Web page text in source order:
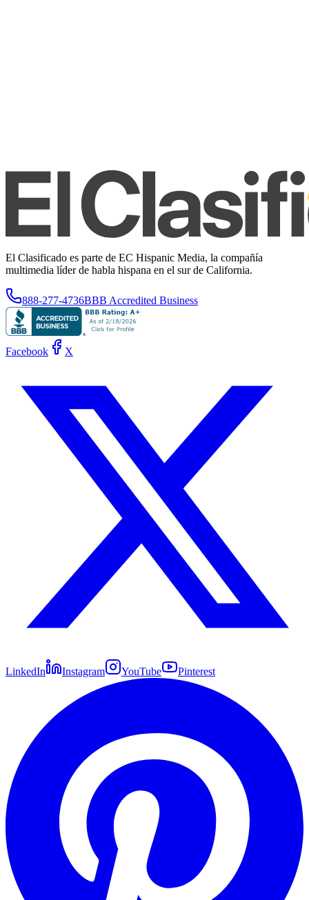
El Clasificado es parte de EC Hispanic Media, la compañía
multimedia líder de habla hispana en el sur de California.
888-277-4736BBB Accredited Business
Facebook X
LinkedIn Instagram YouTube Pinterest